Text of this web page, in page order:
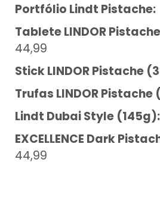
Portfólio Lindt Pistache:
Tablete LINDOR
44,99
Stick LINDOR Pistache
Trufas LINDOR Pistache
Lindt Dubai Style (145g):
EXCELLENCE Dark
44,99